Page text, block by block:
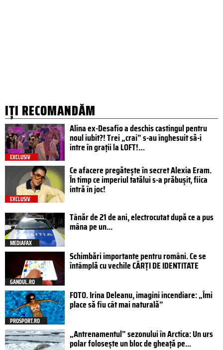
IȚI RECOMANDĂM
EXCLUSIV
Alina ex-Desafio a deschis castingul pentru
noul iubit?! Trei „crai” s-au înghesuit să-i
intre în grații la LOFT!…
EXCLUSIV
Ce afacere pregătește în secret Alexia Eram.
În timp ce imperiul tatălui s-a prăbușit, fiica
intră în joc!
MEDIAFAX
Tânăr de 21 de ani, electrocutat după ce a pus
mâna pe un...
GANDUL.RO
Schimbări importante pentru români. Ce se
întâmplă cu vechile CĂRȚI DE IDENTITATE
PROSPORT.RO
FOTO. Irina Deleanu, imagini incendiare: „Îmi
place să fiu cât mai naturală”
„Antrenamentul” sezonului în Arctica: Un urs
polar folosește un bloc de gheață pe...